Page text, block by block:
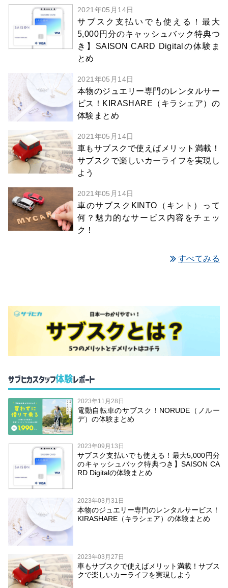
2021年05月14日
サブスク支払いでも使える！最大
5,000円分のキャッシュバック特典つ
き】SAISON CARD Digitalの体験ま
とめ
2021年05月14日
本物のジュエリー専門のレンタルサー
ビス！KIRASHARE（キラシェア）の
体験まとめ
2021年05月14日
車もサブスクで使えばメリット満載！
サブスクで楽しいカーライフを実現し
よう
2021年05月14日
車のサブスクKINTO（キント）って
何？魅力的なサービス内容をチェッ
ク！
すべてみる
サブヒカスタッフ体験レポート
2023年11月28日
電動自転車のサブスク！NORUDE（ノルー
デ）の体験まとめ
2023年09月13日
サブスク支払いでも使える！最大5,000円分
のキャッシュバック特典つき】SAISON CA
RD Digitalの体験まとめ
2023年03月31日
本物のジュエリー専門のレンタルサービス！
KIRASHARE（キラシェア）の体験まとめ
2023年03月27日
車もサブスクで使えばメリット満載！サブス
クで楽しいカーライフを実現しよう